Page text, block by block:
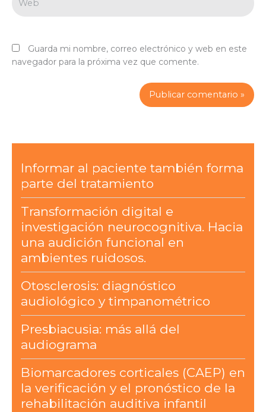
Guarda mi nombre, correo electrónico y web en este
navegador para la próxima vez que comente.
Informar al paciente también forma
parte del tratamiento
Transformación digital e
investigación neurocognitiva. Hacia
una audición funcional en
ambientes ruidosos.
Otosclerosis: diagnóstico
audiológico y timpanométrico
Presbiacusia: más allá del
audiograma
Biomarcadores corticales (CAEP) en
la verificación y el pronóstico de la
rehabilitación auditiva infantil